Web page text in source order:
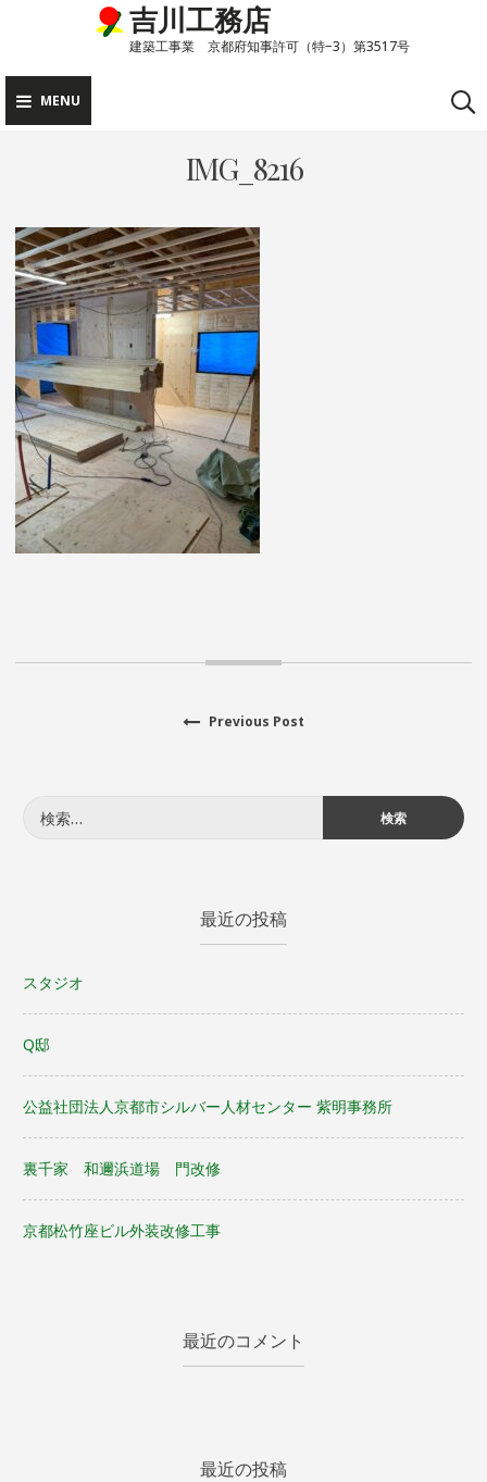
content
吉川工務店
建築工事業 京都府知事許可（特−3）第3517号
MENU
IMG_8216
ョ
ン
Previous Post
索:
最近の投稿
スタジオ
Q邸
公益社団法人京都市シルバー人材センター 紫明事務所
裏千家 和邇浜道場 門改修
京都松竹座ビル外装改修工事
最近のコメント
最近の投稿